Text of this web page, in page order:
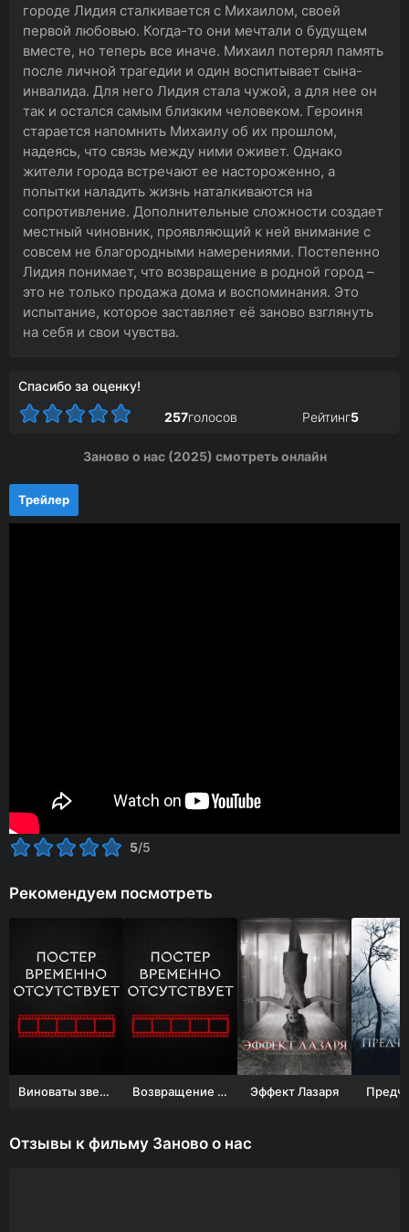
городе Лидия сталкивается с Михаилом, своей
первой любовью. Когда-то они мечтали о будущем
вместе, но теперь все иначе. Михаил потерял память
после личной трагедии и один воспитывает сына-
инвалида. Для него Лидия стала чужой, а для нее он
так и остался самым близким человеком. Героиня
старается напомнить Михаилу об их прошлом,
надеясь, что связь между ними оживет. Однако
жители города встречают ее настороженно, а
попытки наладить жизнь наталкиваются на
сопротивление. Дополнительные сложности создает
местный чиновник, проявляющий к ней внимание с
совсем не благородными намерениями. Постепенно
Лидия понимает, что возвращение в родной город –
это не только продажа дома и воспоминания. Это
испытание, которое заставляет её заново взглянуть
на себя и свои чувства.
Спасибо за оценку!
257голосов Рейтинг5
Заново о нас (2025) смотреть онлайн
Трейлер
5/5
Рекомендуем посмотреть
Виноваты звезды Возвращение Буратино Эффект Лазаря
Отзывы к фильму Заново о нас